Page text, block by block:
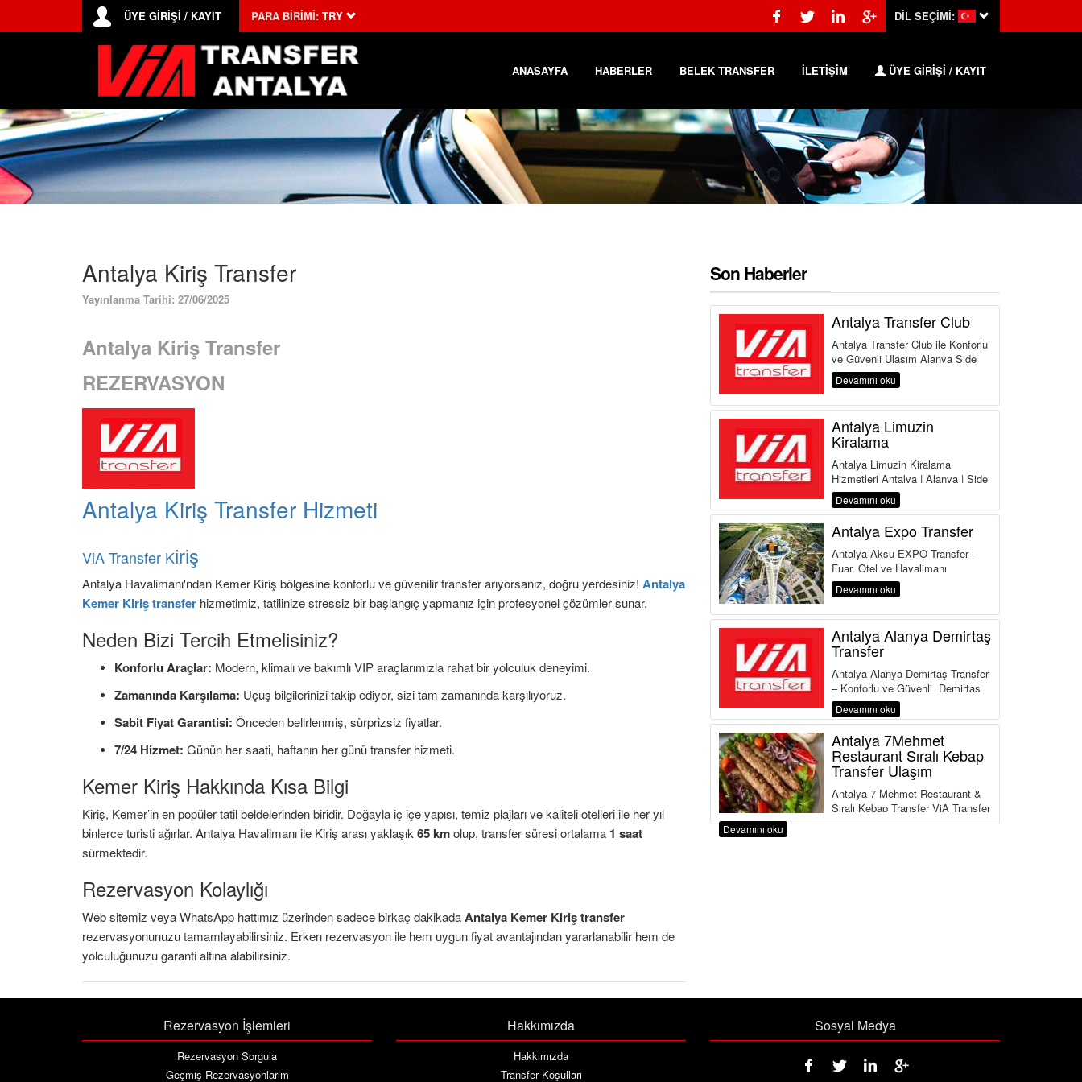
ÜYE GİRİŞİ / KAYIT PARA BİRİMİ: TRY DİL SEÇİMİ:
ANASAYFA HABERLER BELEK TRANSFER İLETİŞİM ÜYE GİRİŞİ / KAYIT
Antalya Kiriş Transfer
Yayınlanma Tarihi: 27/06/2025
Antalya Kiriş Transfer
REZERVASYON
Antalya Kiriş Transfer Hizmeti
ViA Transfer Kiriş
Antalya Havalimanı'ndan Kemer Kiriş bölgesine konforlu ve güvenilir transfer arıyorsanız, doğru yerdesiniz! Antalya
Kemer Kiriş transfer hizmetimiz, tatilinize stressiz bir başlangıç yapmanız için profesyonel çözümler sunar.
Neden Bizi Tercih Etmelisiniz?
Konforlu Araçlar: Modern, klimalı ve bakımlı VIP araçlarımızla rahat bir yolculuk deneyimi.
Zamanında Karşılama: Uçuş bilgilerinizi takip ediyor, sizi tam zamanında karşılıyoruz.
Sabit Fiyat Garantisi: Önceden belirlenmiş, sürprizsiz fiyatlar.
7/24 Hizmet: Günün her saati, haftanın her günü transfer hizmeti.
Kemer Kiriş Hakkında Kısa Bilgi
Kiriş, Kemer’in en popüler tatil beldelerinden biridir. Doğayla iç içe yapısı, temiz plajları ve kaliteli otelleri ile her yıl
binlerce turisti ağırlar. Antalya Havalimanı ile Kiriş arası yaklaşık 65 kmolup, transfer süresi ortalama 1 saat
sürmektedir.
Rezervasyon Kolaylığı
Web sitemiz veya WhatsApp hattımız üzerinden sadece birkaç dakikadaAntalya Kemer Kiriş transfer
rezervasyonunuzu tamamlayabilirsiniz. Erken rezervasyon ile hem uygun fiyat avantajından yararlanabilir hem de
yolculuğunuzu garanti altına alabilirsiniz.
Son Haberler
Antalya Transfer Club
Antalya Transfer Club ile Konforlu
ve Güvenli Ulaşım Alanya Side
Manavgat Belek Kemer Kundu
Lara Antalya Havalima...
Devamını oku
Antalya Limuzin
Kiralama
Antalya Limuzin Kiralama
Hizmetleri Antalya | Alanya | Side
| Belek | Kemer | Lara | Kundu |
Land of Legends Antalya,...
Devamını oku
Antalya Expo Transfer
Antalya Aksu EXPO Transfer –
Fuar, Otel ve Havalimanı
Transferinde Güvenilir Adres
Antalya Aksu Transfer Hi...
Devamını oku
Antalya Alanya Demirtaş
Transfer
Antalya Alanya Demirtaş Transfer
– Konforlu ve Güvenli Demirtaş
Transfer Hizmeti Antalya
Havalimanı&...
Devamını oku
Antalya 7Mehmet
Restaurant Sıralı Kebap
Transfer Ulaşım
Antalya 7 Mehmet Restaurant &
Sıralı Kebap Transfer ViA Transfer
,Turizm Bakanlığı ve Ulaştırma
Devamını oku
Rezervasyon İşlemleri
Rezervasyon Sorgula
Geçmiş Rezervasyonlarım
Hakkımızda
Hakkımızda
Transfer Koşulları
Sosyal Medya